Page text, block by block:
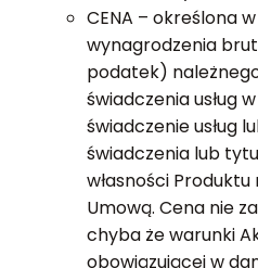
CENA – określona
wynagrodzenia
podatek)
świadczenia usług
świadczenie usług
świadczenia lub
własności
Umową. Cena nie
chyba że warunki
obowiązującej w